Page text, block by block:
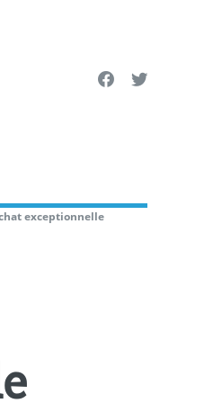
exceptionnelle